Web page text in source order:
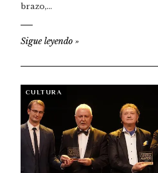
brazo,…
Sigue leyendo »
CULTURA